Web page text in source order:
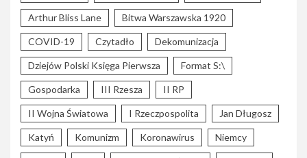
Arthur Bliss Lane Bitwa Warszawska 1920
COVID-19 Czytadło Dekomunizacja
Dziejów Polski Księga Pierwsza Format S:\
Gospodarka III Rzesza II RP
II Wojna Światowa I Rzeczpospolita Jan Długosz
Katyń Komunizm Koronawirus Niemcy